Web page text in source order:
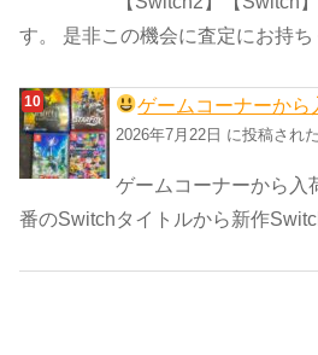
す。 是非この機会に査定にお持ち
ゲームコーナーか
2026年7月22日 に投稿された
ゲームコーナーから入
番のSwitchタイトルから新作